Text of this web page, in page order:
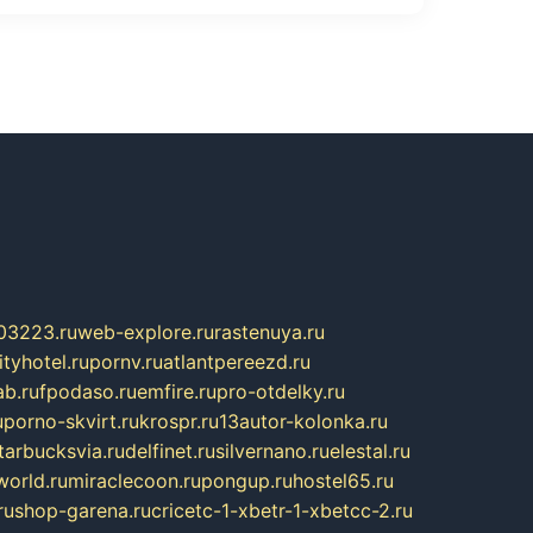
web-explore.rurastenuya.ru
pornv.ruatlantpereezd.ru
fpodaso.ruemfire.rupro-otdelky.ru
porno-skvirt.rukrospr.ru13autor-kolonka.ru
delfinet.rusilvernano.ruelestal.ru
miraclecoon.rupongup.ruhostel65.ru
shop-garena.rucricetc-1-xbetr-1-xbetcc-2.ru